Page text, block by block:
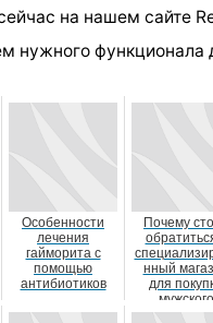
на нашем сайте
нужного функционала
Особенности
лечения
гайморита с
помощью
антибиотиков
Почему
нный
для
мужского
лыжного